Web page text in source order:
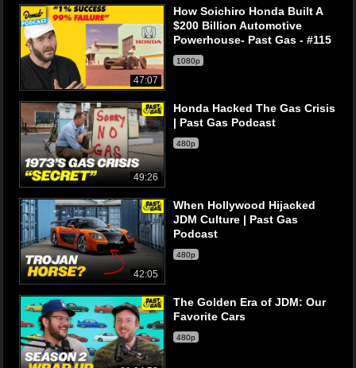
47:07
How Soichiro Honda Built A
$200 Billion Automotive
Powerhouse- Past Gas - #115
1080p
49:26
Honda Hacked The Gas Crisis
| Past Gas Podcast
480p
42:05
When Hollywood Hijacked
JDM Culture | Past Gas
Podcast
480p
The Golden Era of JDM: Our
Favorite Cars
480p